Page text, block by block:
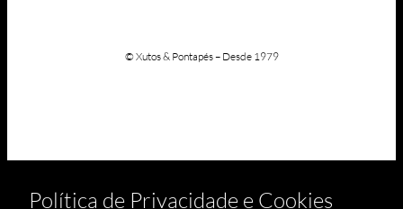
© Xutos & Pontapés – Desde 1979
Política de Privacidade e Cookies